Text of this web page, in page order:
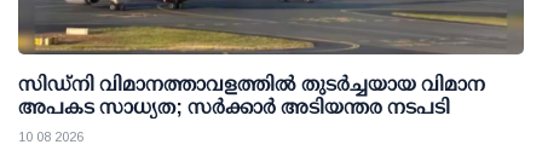
സിഡ്‌നി വിമാനത്താവളത്തില്‍ തുടര്‍ച്ചയായ വിമാന
അപകട സാധ്യത; സര്‍ക്കാര്‍ അടിയന്തര നടപടി
10 08 2026